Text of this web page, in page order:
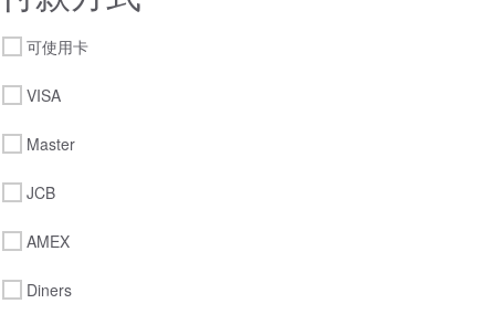
可使用卡
VISA
Master
JCB
AMEX
Diners